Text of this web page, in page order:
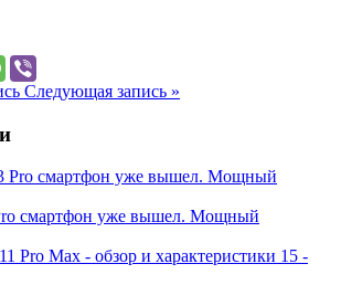
Следующая запись »
смартфон уже вышел. Мощный